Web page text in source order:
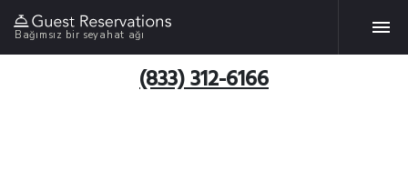
Bağımsız bir seyahat ağı
(833) 312-6166